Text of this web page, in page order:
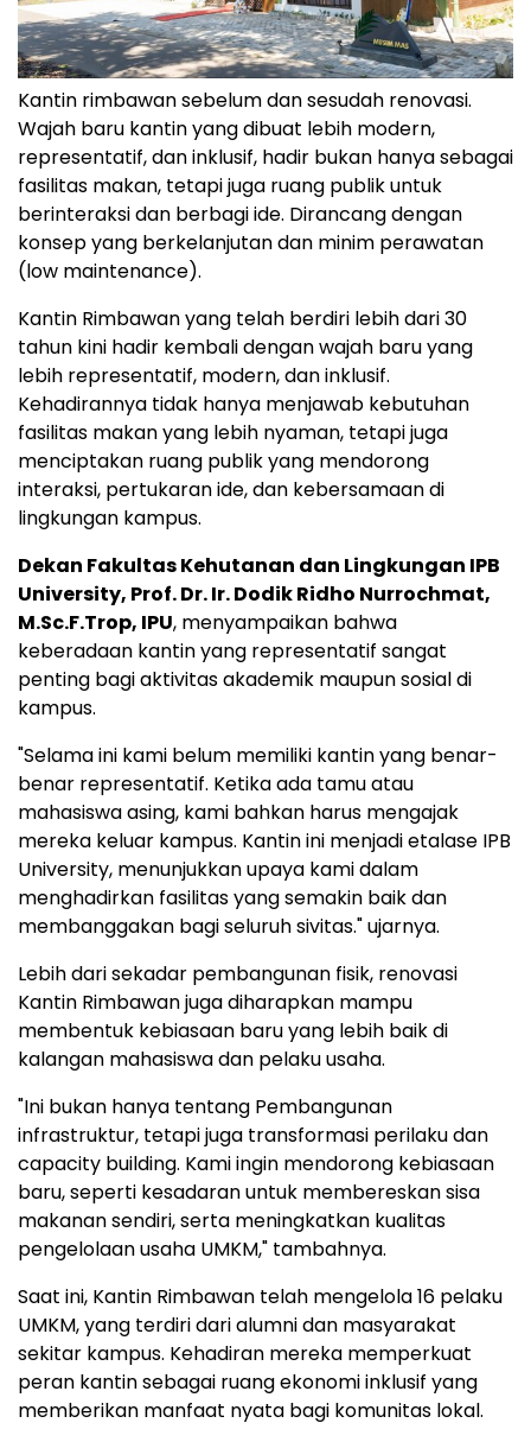
Kantin rimbawan sebelum dan sesudah renovasi.
Wajah baru kantin yang dibuat lebih modern,
representatif, dan inklusif, hadir bukan hanya sebagai
fasilitas makan, tetapi juga ruang publik untuk
berinteraksi dan berbagi ide. Dirancang dengan
konsep yang berkelanjutan dan minim perawatan
(low maintenance).
Kantin Rimbawan yang telah berdiri lebih dari 30
tahun kini hadir kembali dengan wajah baru yang
lebih representatif, modern, dan inklusif.
Kehadirannya tidak hanya menjawab kebutuhan
fasilitas makan yang lebih nyaman, tetapi juga
menciptakan ruang publik yang mendorong
interaksi, pertukaran ide, dan kebersamaan di
lingkungan kampus.
Dekan Fakultas Kehutanan dan Lingkungan IPB
University, Prof. Dr. Ir. Dodik Ridho Nurrochmat,
M.Sc.F.Trop, IPU, menyampaikan bahwa
keberadaan kantin yang representatif sangat
penting bagi aktivitas akademik maupun sosial di
kampus.
"Selama ini kami belum memiliki kantin yang benar-
benar representatif. Ketika ada tamu atau
mahasiswa asing, kami bahkan harus mengajak
mereka keluar kampus. Kantin ini menjadi etalase IPB
University, menunjukkan upaya kami dalam
menghadirkan fasilitas yang semakin baik dan
membanggakan bagi seluruh sivitas." ujarnya.
Lebih dari sekadar pembangunan fisik, renovasi
Kantin Rimbawan juga diharapkan mampu
membentuk kebiasaan baru yang lebih baik di
kalangan mahasiswa dan pelaku usaha.
"Ini bukan hanya tentang Pembangunan
infrastruktur, tetapi juga transformasi perilaku dan
capacity building. Kami ingin mendorong kebiasaan
baru, seperti kesadaran untuk membereskan sisa
makanan sendiri, serta meningkatkan kualitas
pengelolaan usaha UMKM," tambahnya.
Saat ini, Kantin Rimbawan telah mengelola 16 pelaku
UMKM, yang terdiri dari alumni dan masyarakat
sekitar kampus. Kehadiran mereka memperkuat
peran kantin sebagai ruang ekonomi inklusif yang
memberikan manfaat nyata bagi komunitas lokal.